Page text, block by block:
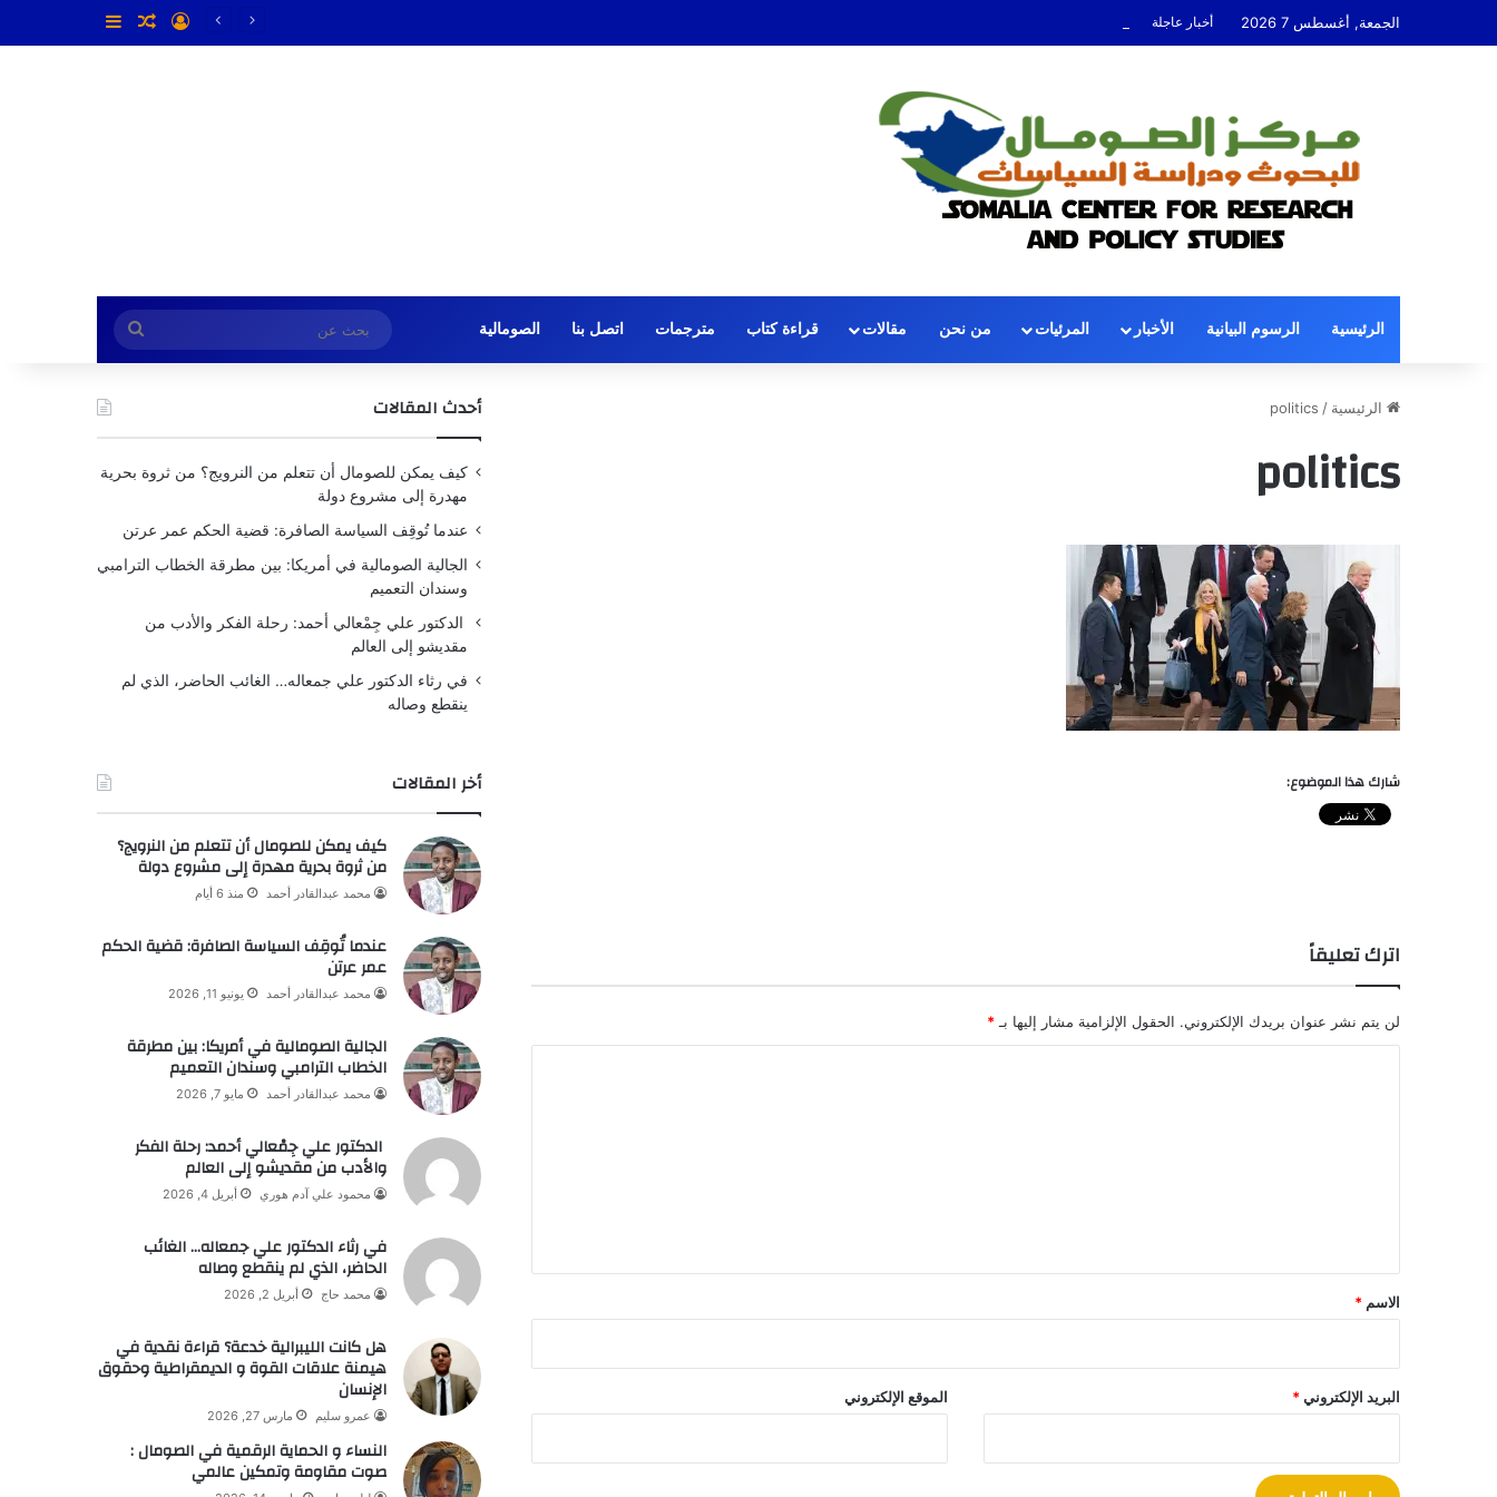
الجمعة, أغسطس 7 2026 أخبار عاجلة تسجيل الدخول
مقال عشوائي
الرئيسية الرسوم البيانية الأخبار المرئيات من نحن مقالات قراءة كتاب مترجمات اتصل بنا الصومالية
بحث
عن
الرئيسية /
politics
politics
شارك هذا الموضوع:
اترك تعليقاً
لن يتم نشر عنوان بريدك الإلكتروني. الحقول الإلزامية مشار إليها بـ *
*
الاسم *
البريد الإلكتروني* الموقع الإلكتروني
أحدث المقالات
كيف يمكن للصومال أن تتعلم من النرويج؟ من ثروة بحرية
مهدرة إلى مشروع دولة
عندما تُوقِف السياسة الصافرة: قضية الحكم عمر عرتن
الجالية الصومالية في أمريكا: بين مطرقة الخطاب الترامبي
وسندان التعميم
الدكتور علي جِمْعالي أحمد: رحلة الفكر والأدب من
مقديشو إلى العالم
في رثاء الدكتور علي جمعاله… الغائب الحاضر، الذي لم
ينقطع وصاله
أخر المقالات
كيف يمكن للصومال أن تتعلم من النرويج؟
من ثروة بحرية مهدرة إلى مشروع دولة
محمد عبدالقادر أحمد منذ 6 أيام
عندما تُوقِف السياسة الصافرة: قضية الحكم
عمر عرتن
محمد عبدالقادر أحمد يونيو 11, 2026
الجالية الصومالية في أمريكا: بين مطرقة
الخطاب الترامبي وسندان التعميم
محمد عبدالقادر أحمد مايو 7, 2026
الدكتور علي جِمْعالي أحمد: رحلة الفكر
والأدب من مقديشو إلى العالم
محمود علي آدم هوري أبريل 4, 2026
في رثاء الدكتور علي جمعاله… الغائب
الحاضر، الذي لم ينقطع وصاله
محمد حاج أبريل 2, 2026
هل كانت الليبرالية خدعة؟ قراءة نقدية في
هيمنة علاقات القوة و الديمقراطية وحقوق
الإنسان
عمرو سليم مارس 27, 2026
النساء و الحماية الرقمية في الصومال :
صوت مقاومة وتمكين عالمي